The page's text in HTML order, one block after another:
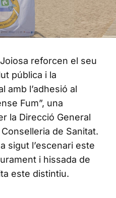
reforcen el seu
pública i la
amb l’adhesió al
Fum”, una
la Direcció General
de Sanitat.
sigut l’escenari este
i hissada de
este distintiu.